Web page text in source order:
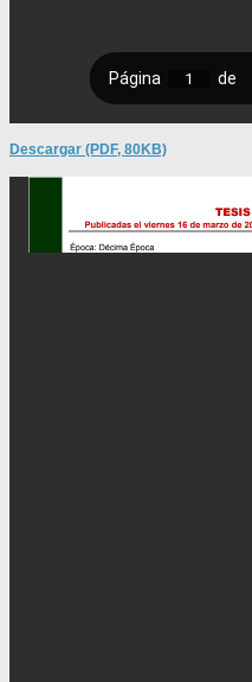
Descargar (PDF, 80KB)